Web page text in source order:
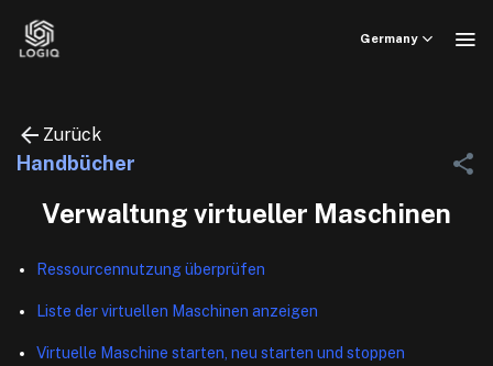
Germany
Zurück
Handbücher
Verwaltung virtueller Maschinen
Ressourcennutzung überprüfen
Liste der virtuellen Maschinen anzeigen
Virtuelle Maschine starten, neu starten und stoppen